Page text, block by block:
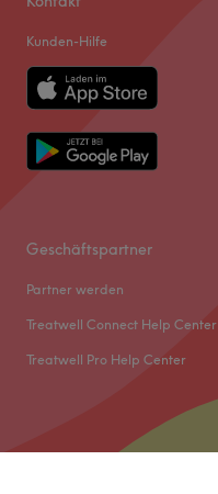
Kunden-Hilfe
Geschäftspartner
Partner werden
Treatwell Connect Help Center
Treatwell Pro Help Center